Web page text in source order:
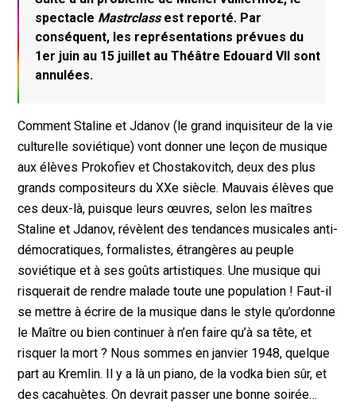
spectacle Mastrclassest reporté. Par
conséquent, les représentations prévues du
1er juin au 15 juillet au Théâtre Edouard VII sont
annulées.
Comment Staline et Jdanov (le grand inquisiteur de la vie
culturelle soviétique) vont donner une leçon de musique
aux élèves Prokofiev et Chostakovitch, deux des plus
grands compositeurs du XXe siècle. Mauvais élèves que
ces deux-là, puisque leurs œuvres, selon les maîtres
Staline et Jdanov, révèlent des tendances musicales anti-
démocratiques, formalistes, étrangères au peuple
soviétique et à ses goûts artistiques. Une musique qui
risquerait de rendre malade toute une population ! Faut-il
se mettre à écrire de la musique dans le style qu’ordonne
le Maître ou bien continuer à n’en faire qu’à sa tête, et
risquer la mort ? Nous sommes en janvier 1948, quelque
part au Kremlin. Il y a là un piano, de la vodka bien sûr, et
des cacahuètes. On devrait passer une bonne soirée…